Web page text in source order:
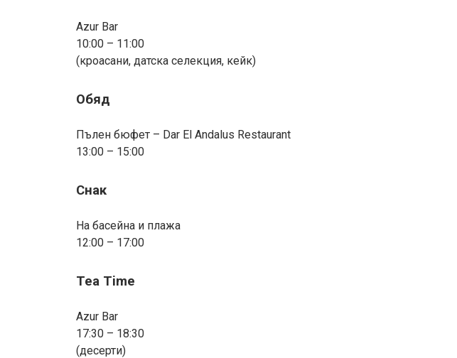
Azur Bar
10:00 – 11:00
(кроасани, датска селекция, кейк)
Обяд
Пълен бюфет – Dar El Andalus Restaurant
13:00 – 15:00
Снак
На басейна и плажа
12:00 – 17:00
Tea Time
Azur Bar
17:30 – 18:30
(десерти)